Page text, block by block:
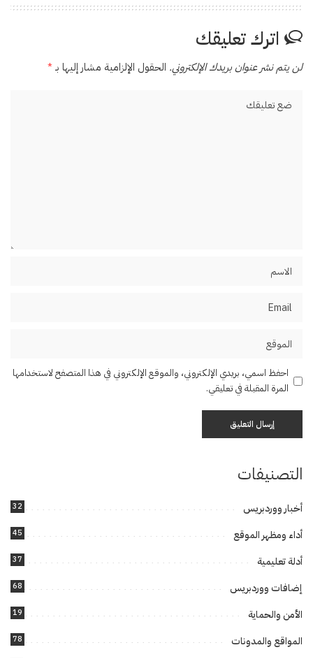
اترك تعليقك
لن يتم نشر عنوان بريدك الإلكتروني. الحقول الإلزامية مشار إليها بـ*
احفظ اسمي، بريدي الإلكتروني، والموقع الإلكتروني في هذا المتصفح لاستخدامها
المرة المقبلة في تعليقي.
التصنيفات
أخبار ووردبريس 32
أداء ومظهر الموقع 45
أدلة تعليمية 37
إضافات ووردبريس 68
الأمن والحماية 19
المواقع والمدونات 78